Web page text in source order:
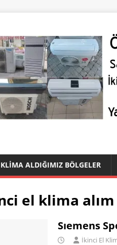
ALDIĞIMIZ BÖLGELER
el klima alım
Sıemens
İkinci El